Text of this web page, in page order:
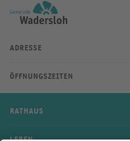
ADRESSE
ÖFFNUNGSZEITEN
RATHAUS